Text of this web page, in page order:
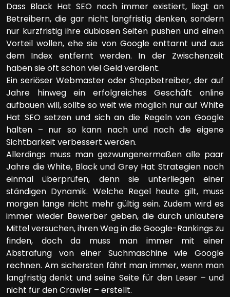
Dass Black Hat SEO noch immer existiert, liegt an
Betreibern, die gar nicht langfristig denken, sondern
nur kurzfristig ihre dubiosen Seiten pushen und einen
Vorteil wollen, ehe sie von Google enttarnt und aus
dem Index entfernt werden. In der Zwischenzeit
haben sie oft schon viel Geld verdient.
Ein seriöser Webmaster oder Shopbetreiber, der auf
Jahre hinweg ein erfolgreiches Geschäft online
aufbauen will, sollte so weit wie möglich nur auf White
Hat SEO setzen und sich an die Regeln von Google
halten – nur so kann nach und nach die eigene
Sichtbarkeit verbessert werden.
Allerdings muss man gezwungenermaßen alle paar
Jahre die White, Black und Grey Hat Strategien noch
einmal überprüfen, denn sie unterliegen einer
ständigen Dynamik. Welche Regel heute gilt, muss
morgen lange nicht mehr gültig sein. Zudem wird es
immer wieder Bewerber geben, die durch unlautere
Mittel versuchen, ihren Weg in die Google-Rankings zu
finden, doch da muss man immer mit einer
Abstrafung von einer Suchmaschine wie Google
rechnen. Am sichersten fährt man immer, wenn man
langfristig denkt und seine Seite für den Leser – und
nicht für den Crawler – erstellt.